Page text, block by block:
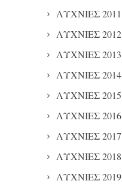
ΛΥΧΝΙΕΣ 2011
ΛΥΧΝΙΕΣ 2012
ΛΥΧΝΙΕΣ 2013
ΛΥΧΝΙΕΣ 2014
ΛΥΧΝΙΕΣ 2015
ΛΥΧΝΙΕΣ 2016
ΛΥΧΝΙΕΣ 2017
ΛΥΧΝΙΕΣ 2018
ΛΥΧΝΙΕΣ 2019